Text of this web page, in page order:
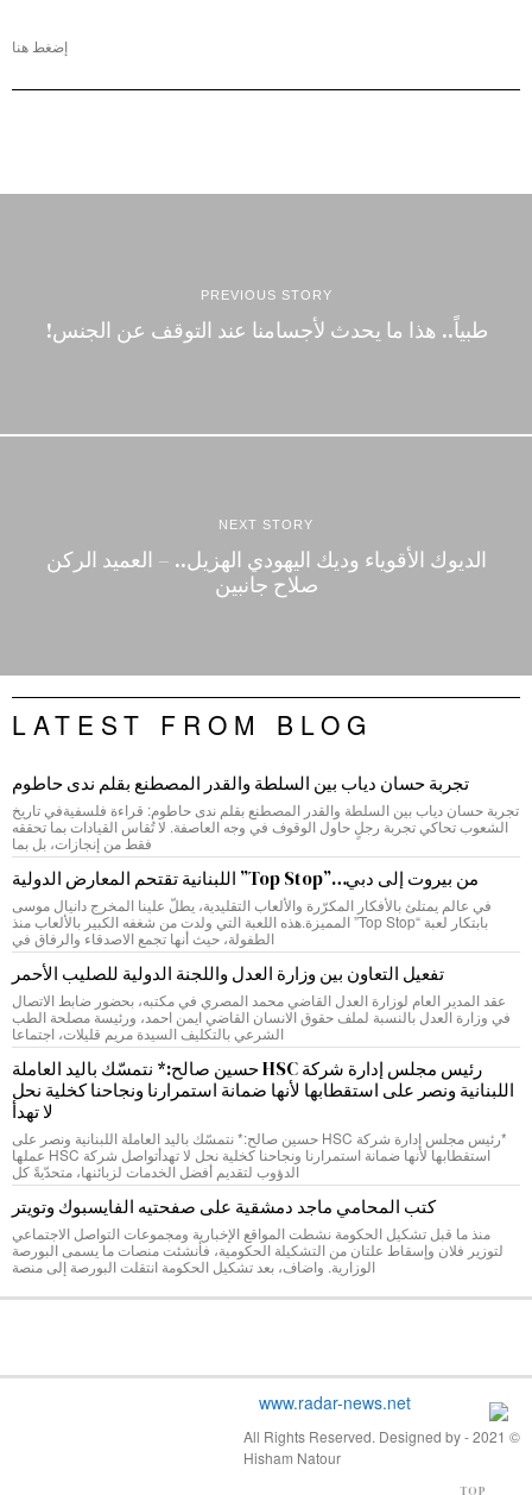
إضغط هنا
PREVIOUS STORY
طبياً.. هذا ما يحدث لأجسامنا عند التوقف عن الجنس!
NEXT STORY
الديوك الأقوياء وديك اليهودي الهزيل.. – العميد الركن
صلاح جانبين
LATEST FROM BLOG
تجربة حسان دياب بين السلطة والقدر المصطنع بقلم ندى حاطوم
تجربة حسان دياب بين السلطة والقدر المصطنع بقلم ندى حاطوم: قراءة فلسفيةفي تاريخ
الشعوب تحاكي تجربة رجلٍ حاول الوقوف في وجه العاصفة. لا تُقاس القيادات بما تحققه
فقط من إنجازات، بل بما
من بيروت إلى دبي…”Top Stop” اللبنانية تقتحم المعارض الدولية
في عالم يمتلئ بالأفكار المكرّرة والألعاب التقليدية، يطلّ علينا المخرج دانيال موسى
بابتكار لعبة “Top Stop” المميزة.هذه اللعبة التي ولدت من شغفه الكبير بالألعاب منذ
الطفولة، حيث أنها تجمع الاصدقاء والرفاق في
تفعيل التعاون بين وزارة العدل واللجنة الدولية للصليب الأحمر
عقد المدير العام لوزارة العدل القاضي محمد المصري في مكتبه، بحضور ضابط الاتصال
في وزارة العدل بالنسبة لملف حقوق الانسان القاضي ايمن احمد، ورئيسة مصلحة الطب
الشرعي بالتكليف السيدة مريم قليلات، اجتماعا
رئيس مجلس إدارة شركة HSC حسين صالح:* نتمسّك باليد العاملة
اللبنانية ونصر على استقطابها لأنها ضمانة استمرارنا ونجاحنا كخلية نحل
لا تهدأ
*رئيس مجلس إدارة شركة HSC حسين صالح:* نتمسّك باليد العاملة اللبنانية ونصر على
استقطابها لأنها ضمانة استمرارنا ونجاحنا كخلية نحل لا تهدأتواصل شركة HSC عملها
الدؤوب لتقديم أفضل الخدمات لزبائنها، متحدّيةً كل
كتب المحامي ماجد دمشقية على صفحتيه الفايسبوك وتويتر
منذ ما قبل تشكيل الحكومة نشطت المواقع الإخبارية ومجموعات التواصل الاجتماعي
لتوزير فلان وإسقاط علتان من التشكيلة الحكومية، فأنشئت منصات ما يسمى البورصة
الوزارية. واضاف، بعد تشكيل الحكومة انتقلت البورصة إلى منصة
© 2021 - All Rights Reserved. Designed by
Hisham Natour
TOP